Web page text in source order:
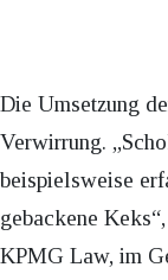
Die Umsetzung
Verwirrung.
beispielsweise
gebackene
KPMG Law, im